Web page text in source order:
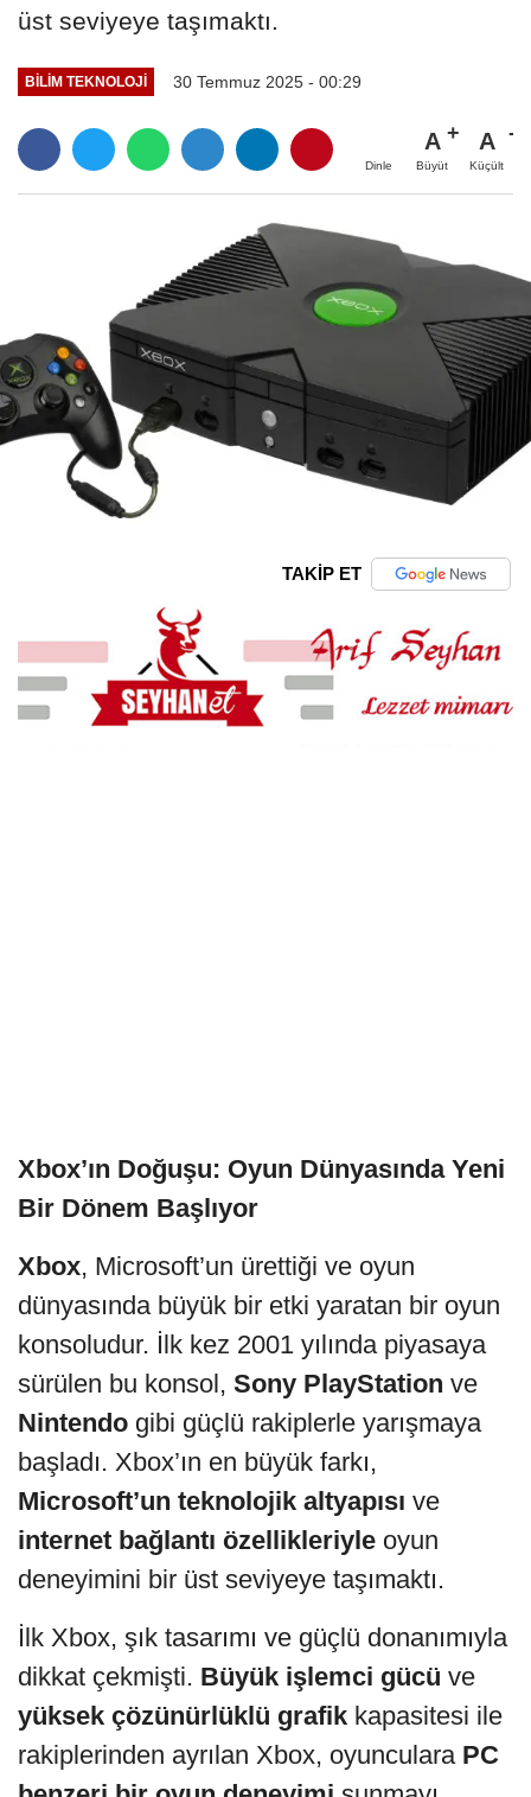
üst seviyeye taşımaktı.
BILIM TEKNOLOJI 30 Temmuz 2025 - 00:29
Dinle
A
Büyüt
A
Küçült
TAKİP ET
Xbox’ın Doğuşu: Oyun Dünyasında Yeni
Bir Dönem Başlıyor
Xbox, Microsoft’un ürettiği ve oyun
dünyasında büyük bir etki yaratan bir oyun
konsoludur. İlk kez 2001 yılında piyasaya
sürülen bu konsol, Sony PlayStation ve
Nintendo gibi güçlü rakiplerle yarışmaya
başladı. Xbox’ın en büyük farkı,
Microsoft’un teknolojik altyapısı ve
internet bağlantı özellikleriyle oyun
deneyimini bir üst seviyeye taşımaktı.
İlk Xbox, şık tasarımı ve güçlü donanımıyla
dikkat çekmişti. Büyük işlemci gücü ve
yüksek çözünürlüklü grafik kapasitesi ile
rakiplerinden ayrılan Xbox, oyunculara PC